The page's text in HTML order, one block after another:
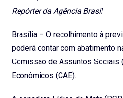
Repórter da Agência Brasil
Brasília – O recolhimento à
poderá contar com abatimento
Comissão de Assuntos Sociais
Econômicos (CAE).